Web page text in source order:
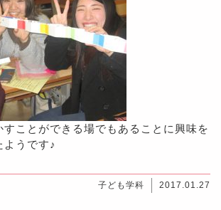
ことができる場でもあることに興味を
うです♪
子ども学科 2017.01.27